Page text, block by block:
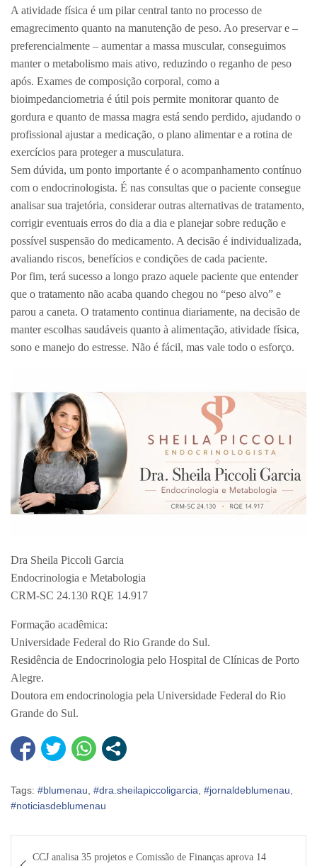
A atividade física é um pilar central tanto no processo de
emagrecimento quanto na manutenção de peso. Ao preservar e –
preferencialmente – aumentar a massa muscular, conseguimos
manter o metabolismo mais ativo, reduzindo o reganho de peso
após. Exames de composição corporal, como a
bioimpedanciometria é útil pois permite monitorar quanto de
gordura e quanto de massa magra está sendo perdido, ajudando o
profissional ajustar a medicação, o plano alimentar e a rotina de
exercícios para proteger a musculatura.
Sem dúvida, um ponto importante é o acompanhamento contínuo
com o endocrinologista. É nas consultas que o paciente consegue
analisar sua trajetória, considerar outras alternativas de tratamento,
corrigir eventuais erros do dia a dia e planejar sobre redução e
possível suspensão do medicamento. A decisão é individualizada,
avaliando riscos, benefícios e condições de cada paciente.
Por fim, terá sucesso a longo prazo aquele paciente que entender
que o tratamento não acaba quando chegou no “peso alvo” e
parou a caneta. O tratamento continua diariamente, na decisão de
manter escolhas saudáveis quanto à alimentação, atividade física,
sono e manejo do estresse. Não é fácil, mas vale todo o esforço.
Dra Sheila Piccoli Garcia
Endocrinologia e Metabologia
CRM-SC 24.130 RQE 14.917
Formação acadêmica:
Universidade Federal do Rio Grande do Sul.
Residência de Endocrinologia pelo Hospital de Clínicas de Porto
Alegre.
Doutora em endocrinologia pela Universidade Federal do Rio
Grande do Sul.
Tags: #blumenau #dra.sheilapiccoligarcia #jornaldeblumenau
#noticiasdeblumenau
CCJ analisa 35 projetos e Comissão de Finanças aprova 14